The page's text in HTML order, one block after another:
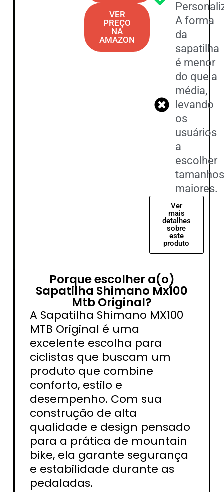
VER
PREÇO
NA
AMAZON
A forma
da
sapatilha
é menor
do que a
média,
levando
os
usuários
a
escolher
maiores.
Ver
mais
detalhes
sobre
este
produto
Porque escolher a(o)
Sapatilha Shimano Mx100
Mtb Original?
A Sapatilha Shimano MX100
MTB Original é uma
excelente escolha para
ciclistas que buscam um
produto que combine
conforto, estilo e
desempenho. Com sua
construção de alta
qualidade e design pensado
para a prática de mountain
bike, ela garante segurança
e estabilidade durante as
pedaladas.